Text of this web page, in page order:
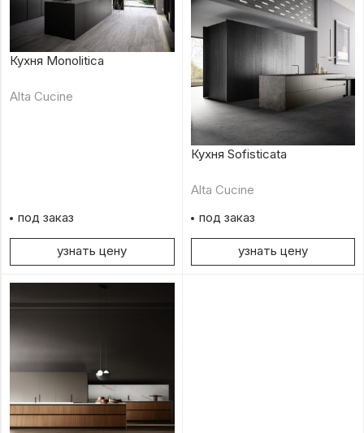
Кухня Monolitica
Alta Cucine
под заказ
узнать цену
Кухня Sofisticata
Alta Cucine
под заказ
узнать цену